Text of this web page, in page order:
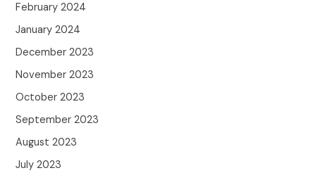
February 2024
January 2024
December 2023
November 2023
October 2023
September 2023
August 2023
July 2023